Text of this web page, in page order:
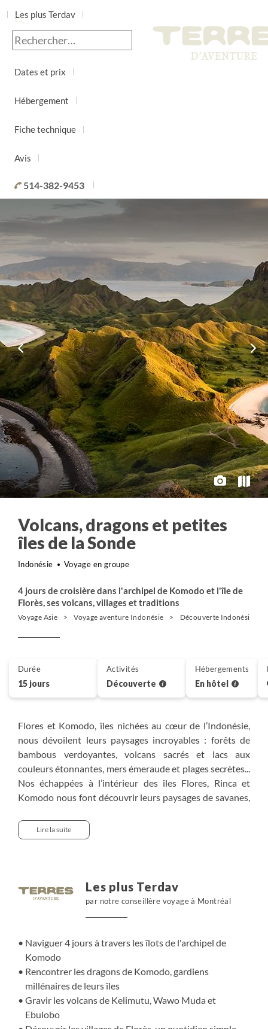
Les plus Terdav
Jour par jour
Dates et prix
Hébergement
Fiche technique
Avis
514-382-9453
Volcans, dragons et petites
îles de la Sonde
Indonésie Voyage en groupe
4 jours de croisière dans l'archipel de Komodo et l'île de
Florès, ses volcans, villages et traditions
Voyage Asie Voyage aventure Indonésie Découverte Indonésie
Flores et Komodo, îles nichées au cœur de l’Indonésie,
nous dévoilent leurs paysages incroyables : forêts de
bambous verdoyantes, volcans sacrés et lacs aux
couleurs étonnantes, mers émeraude et plages secrètes...
Nos échappées à l’intérieur des îles Flores, Rinca et
Komodo nous font découvrir leurs paysages de savanes,
roses et eaux cristallines. Nous découvrons de petits
villages isolés aux traditions séculaires, une culture
l’archipel des Komodo, pour une croisière de 4 jours
ponctuée d’escales dans ces îles gouvernées sur terre par
Lire la suite
Les plus Terdav
par notre conseillère voyage à Montréal
Naviguer 4 jours à travers les îlots de l'archipel de
Komodo
Rencontrer les dragons de Komodo, gardiens
millénaires de leurs îles
Gravir les volcans de Kelimutu, Wawo Muda et
Ebulobo
Durée
15 jours
Activités
Découverte
Hébergements
En hôtel